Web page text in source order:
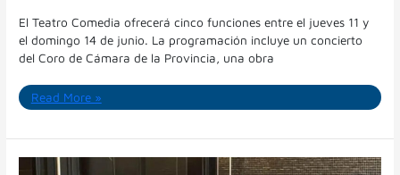
El Teatro Comedia ofrecerá cinco funciones entre el jueves 11 y
el domingo 14 de junio. La programación incluye un concierto
del Coro de Cámara de la Provincia, una obra
Read More »
En